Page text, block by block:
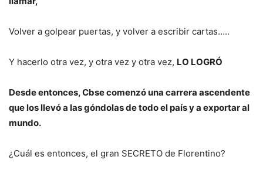
Volver a golpear puertas, y volver a escribir cartas…..
Y hacerlo otra vez, y otra vez y otra vez, LO LOGRÓ
Desde entonces, Cbse comenzó una carrera ascendente
que los llevó a las góndolas de todo el país y a exportar al
mundo.
¿Cuál es entonces, el gran SECRETO de Florentino?